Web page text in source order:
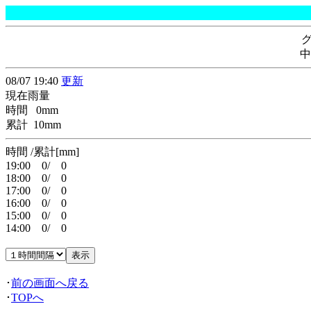
08/07 19:40 更新
現在雨量
時間 0mm
累計 10mm
時間 /累計[mm]
19:00 0/ 0
18:00 0/ 0
17:00 0/ 0
16:00 0/ 0
15:00 0/ 0
14:00 0/ 0
･前の画面へ戻る
･TOPへ